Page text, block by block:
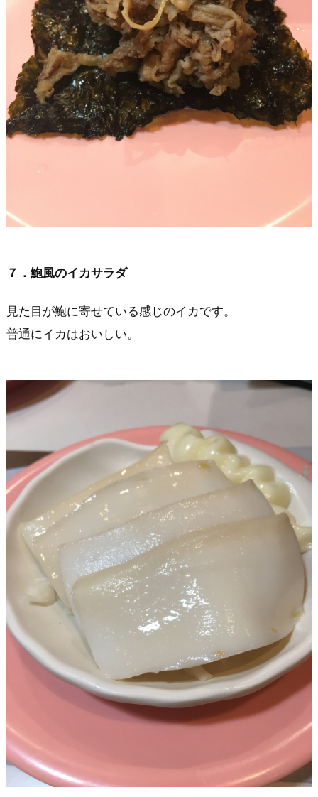
７．鮑風のイカサラダ
見た目が鮑に寄せている感じのイカです。
普通にイカはおいしい。